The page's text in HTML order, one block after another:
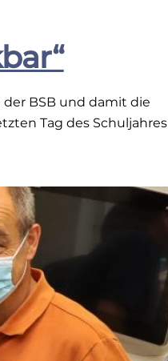
der BSB und damit die
Tag des Schuljahres